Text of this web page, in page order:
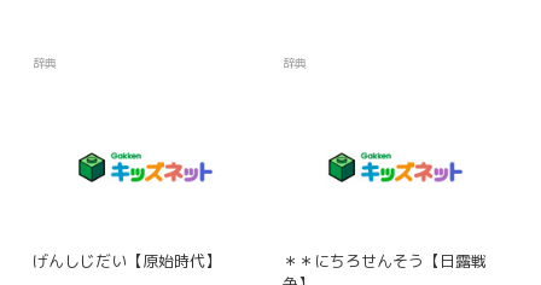
辞典 辞典
げんしじだい【原始時代】
＊＊にちろせんそう【日露戦